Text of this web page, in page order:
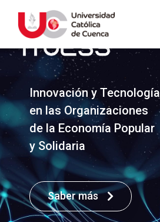
Innovación y Tecnología
en las Organizaciones
de la Economía Popular
y Solidaria
Saber más